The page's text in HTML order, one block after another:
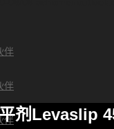
剂Levaslip